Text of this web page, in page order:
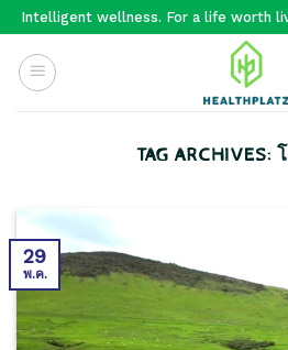
Skip
content
Intelligent wellness. For a life worth
TAG ARCHIVES:
29
พ.ค.